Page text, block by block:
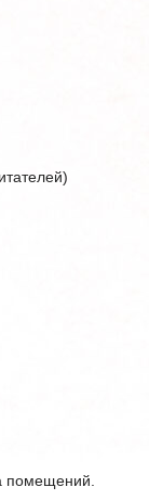
помещений.